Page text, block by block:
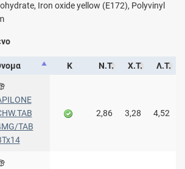
Iron oxide yellow (E172), Polyvinyl
Κ Ν.Τ. Χ.Τ. Λ.Τ.
TAB
2,86 3,28 4,52